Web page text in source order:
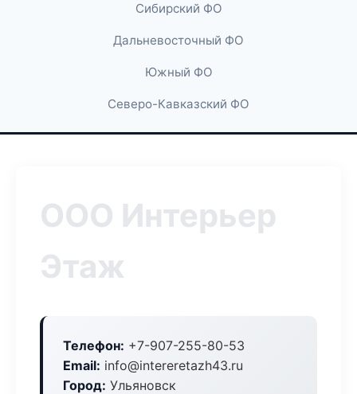
Сибирский ФО
Дальневосточный ФО
Южный ФО
Северо-Кавказский ФО
ООО Интерьер
Этаж
Телефон: +7-907-255-80-53
Email: info@intereretazh43.ru
Город: Ульяновск